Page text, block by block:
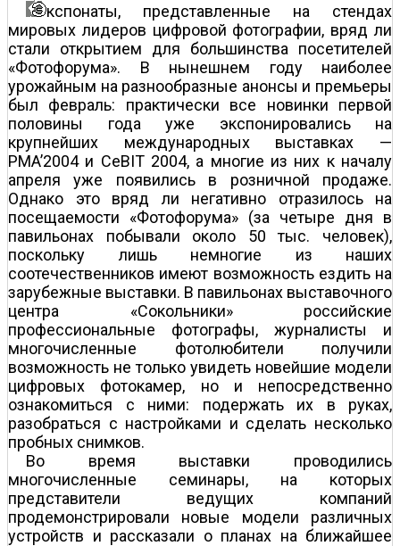
кспонаты, представленные на стендах
мировых лидеров цифровой фотографии, вряд ли
стали открытием для большинства посетителей
«Фотофорума». В нынешнем году наиболее
урожайным на разнообразные анонсы и премьеры
был февраль: практически все новинки первой
половины года уже экспонировались на
крупнейших международных выставках —
PMA’2004 и CeBIT 2004, а многие из них к началу
апреля уже появились в розничной продаже.
Однако это вряд ли негативно отразилось на
посещаемости «Фотофорума» (за четыре дня в
павильонах побывали около 50 тыс. человек),
поскольку лишь немногие из наших
соотечественников имеют возможность ездить на
зарубежные выставки. В павильонах выставочного
центра «Сокольники» российские
профессиональные фотографы, журналисты и
многочисленные фотолюбители получили
возможность не только увидеть новейшие модели
цифровых фотокамер, но и непосредственно
ознакомиться с ними: подержать их в руках,
разобраться с настройками и сделать несколько
пробных снимков.
Во время выставки проводились
многочисленные семинары, на которых
представители ведущих компаний
продемонстрировали новые модели различных
устройств и рассказали о планах на ближайшее